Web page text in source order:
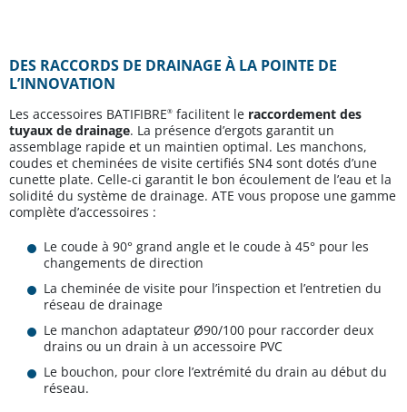
DES RACCORDS DE DRAINAGE À LA POINTE DE
L’INNOVATION
Les accessoires BATIFIBRE® facilitent le raccordement des
tuyaux de drainage. La présence d’ergots garantit un
assemblage rapide et un maintien optimal. Les manchons,
coudes et cheminées de visite certifiés SN4 sont dotés d’une
cunette plate. Celle-ci garantit le bon écoulement de l’eau et la
solidité du système de drainage. ATE vous propose une gamme
complète d’accessoires :
Le coude à 90° grand angle et le coude à 45° pour les
changements de direction
La cheminée de visite pour l’inspection et l’entretien du
réseau de drainage
Le manchon adaptateur Ø90/100 pour raccorder deux
drains ou un drain à un accessoire PVC
Le bouchon, pour clore l’extrémité du drain au début du
réseau.